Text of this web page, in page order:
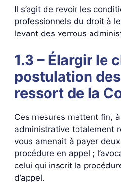
Il s’agit de revoir les
professionnels du droit à
levant des verrous
1.3 – Élargir le
postulation
ressort de la
Ces mesures mettent fin,
administrative totalement
vous amenait à payer deux
procédure en appel ;
celui qui inscrit la
d’appel.